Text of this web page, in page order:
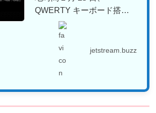
QWERTY キーボード搭載
の最新スマ...
jetstream.buzz